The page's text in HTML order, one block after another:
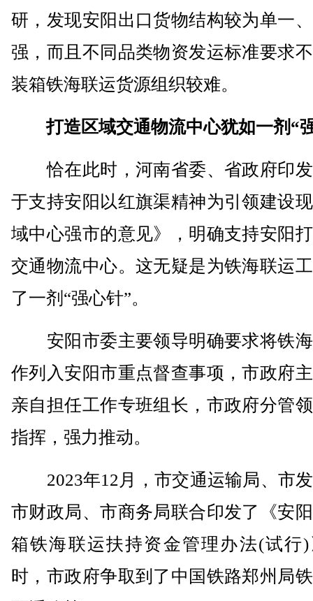
研，发现安阳出口货物结构较为单一
强，而且不同品类物资发运标准要求
装箱铁海联运货源组织较难。
打造区域交通物流中心犹如一剂“
恰在此时，河南省委、省政府印
于支持安阳以红旗渠精神为引领建设
域中心强市的意见》，明确支持安阳
交通物流中心。这无疑是为铁海联运
了一剂“强心针”。
安阳市委主要领导明确要求将铁
作列入安阳市重点督查事项，市政府
亲自担任工作专班组长，市政府分管
指挥，强力推动。
2023年12月，市交通运输局、市
市财政局、市商务局联合印发了《安
箱铁海联运扶持资金管理办法(试行
时，市政府争取到了中国铁路郑州局